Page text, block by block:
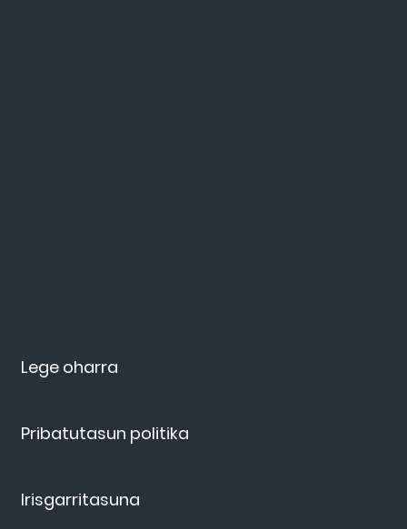
Lege oharra
Pribatutasun politika
Irisgarritasuna